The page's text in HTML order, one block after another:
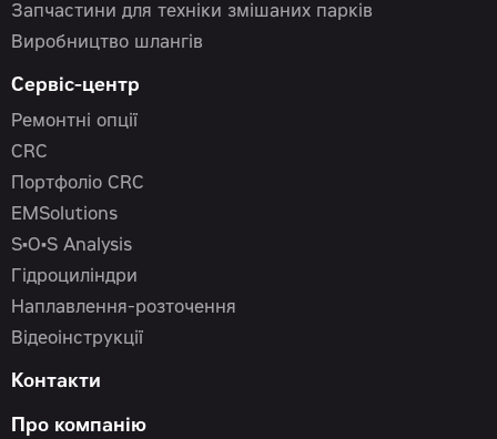
Запчастини для техніки змішаних парків
Виробництво шлангів
Сервіс-центр
Ремонтні опції
CRC
Портфоліо CRC
EMSolutions
S•O•S Analysis
Гідроциліндри
Наплавлення-розточення
Відеоінструкції
Контакти
Про компанію